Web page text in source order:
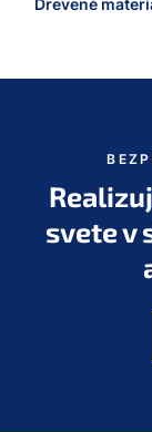
Drevené
svete v